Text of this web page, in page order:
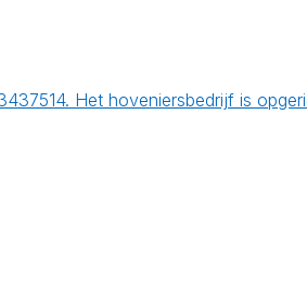
Het hoveniersbedrijf is